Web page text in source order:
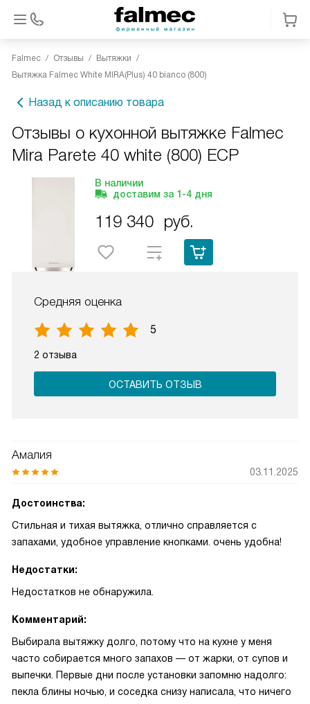
Falmec Отзывы
Вытяжки
Вытяжка Falmec White MIRA(Plus) 40 bianco (800)
Назад к описанию товара
Отзывы о кухонной вытяжке Falmec
Mira Parete 40 white (800) ECP
В наличии
доставим за 1-4 дня
119 340 руб.
Средняя оценка
5
2 отзыва
ОСТАВИТЬ ОТЗЫВ
Амалия
03.11.2025
Достоинства:
Стильная и тихая вытяжка, отлично справляется с
запахами, удобное управление кнопками. очень удобна!
Недостатки:
Недостатков не обнаружила.
Комментарий:
Выбирала вытяжку долго, потому что на кухне у меня
часто собирается много запахов — от жарки, от супов и
выпечки. Первые дни после установки запомню надолго:
пекла блины ночью, и соседка снизу написала, что ничего